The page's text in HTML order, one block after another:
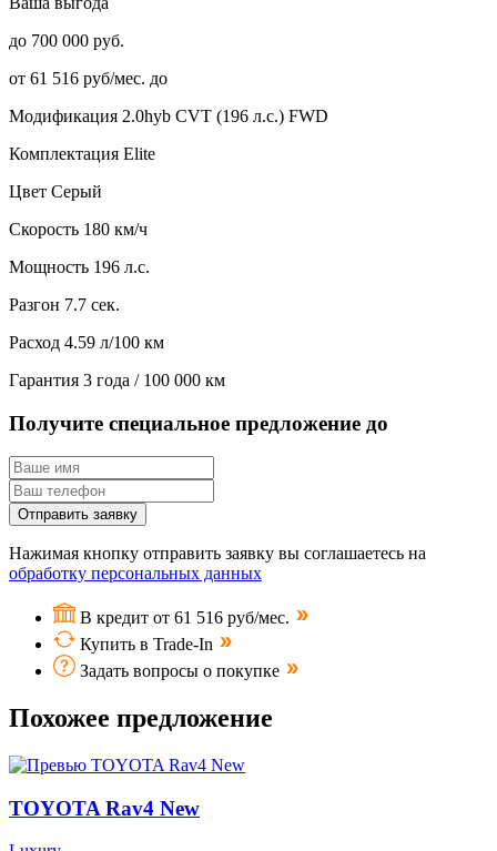
до 700 000 руб.
от 61 516 руб/мес. до
Модификация 2.0hyb CVT (196 л.с.) FWD
Комплектация Elite
Цвет Серый
Скорость 180 км/ч
Мощность 196 л.с.
Разгон 7.7 сек.
Расход 4.59 л/100 км
Гарантия 3 года / 100 000 км
Получите специальное предложение до
Отправить заявку
Нажимая кнопку отправить заявку вы соглашаетесь на
обработку персональных данных
В кредит от 61 516 руб/мес.
Купить в Trade-In
Задать вопросы о покупке
Похожее предложение
TOYOTA Rav4 New